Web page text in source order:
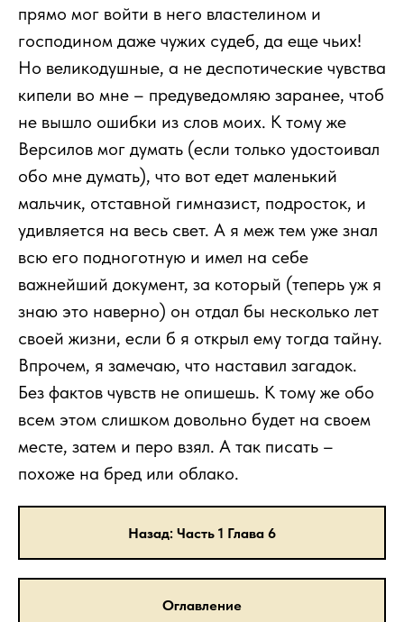
прямо мог войти в него властелином и
господином даже чужих судеб, да еще чьих!
Но великодушные, а не деспотические чувства
кипели во мне – предуведомляю заранее, чтоб
не вышло ошибки из слов моих. К тому же
Версилов мог думать (если только удостоивал
обо мне думать), что вот едет маленький
мальчик, отставной гимназист, подросток, и
удивляется на весь свет. А я меж тем уже знал
всю его подноготную и имел на себе
важнейший документ, за который (теперь уж я
знаю это наверно) он отдал бы несколько лет
своей жизни, если б я открыл ему тогда тайну.
Впрочем, я замечаю, что наставил загадок.
Без фактов чувств не опишешь. К тому же обо
всем этом слишком довольно будет на своем
месте, затем и перо взял. А так писать –
похоже на бред или облако.
Назад: Часть 1 Глава 6
Оглавление